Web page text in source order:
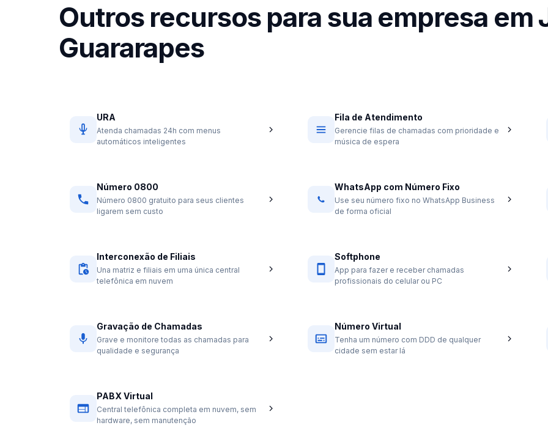
Outros recursos para sua empresa em
Guararapes
URA
Atenda chamadas 24h com menus
automáticos inteligentes
Fila de Atendimento
Gerencie filas de chamadas com prioridade e
música de espera
Número 0800
Número 0800 gratuito para seus clientes
ligarem sem custo
WhatsApp com Número Fixo
Use seu número fixo no WhatsApp Business
de forma oficial
Interconexão de Filiais
Una matriz e filiais em uma única central
telefônica em nuvem
Softphone
App para fazer e receber chamadas
profissionais do celular ou PC
Gravação de Chamadas
Grave e monitore todas as chamadas para
qualidade e segurança
Número Virtual
Tenha um número com DDD de qualquer
cidade sem estar lá
PABX Virtual
Central telefônica completa em nuvem, sem
hardware, sem manutenção